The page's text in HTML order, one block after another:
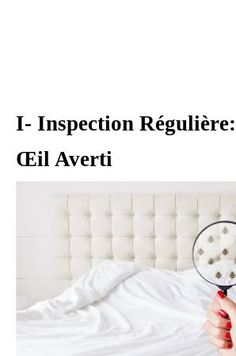
I- Inspection
Œil Averti